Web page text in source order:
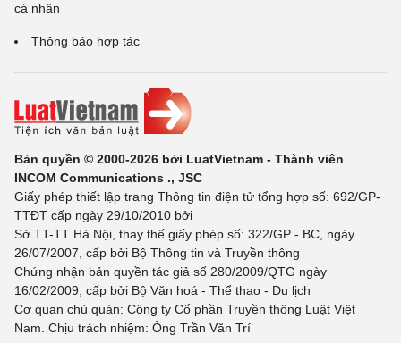
cá nhân
Thông báo hợp tác
Bản quyền © 2000-2026 bởi LuatVietnam - Thành viên
INCOM Communications ., JSC
Giấy phép thiết lập trang Thông tin điện tử tổng hợp số: 692/GP-
TTĐT cấp ngày 29/10/2010 bởi
Sở TT-TT Hà Nội, thay thế giấy phép số: 322/GP - BC, ngày
26/07/2007, cấp bởi Bộ Thông tin và Truyền thông
Chứng nhận bản quyền tác giả số 280/2009/QTG ngày
16/02/2009, cấp bởi Bộ Văn hoá - Thể thao - Du lịch
Cơ quan chủ quản: Công ty Cổ phần Truyền thông Luật Việt
Nam. Chịu trách nhiệm: Ông Trần Văn Trí